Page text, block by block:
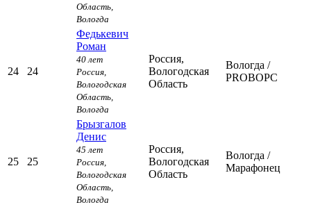
Область,
Вологда
24 24
Федькевич
Роман
40 лет
Россия,
Вологодская
Область,
Вологда
Россия,
Вологодская
Область
Вологда /
PROВОРС
25 25
Брызгалов
Денис
45 лет
Россия,
Вологодская
Область,
Вологда
Россия,
Вологодская
Область
Вологда /
Марафонец